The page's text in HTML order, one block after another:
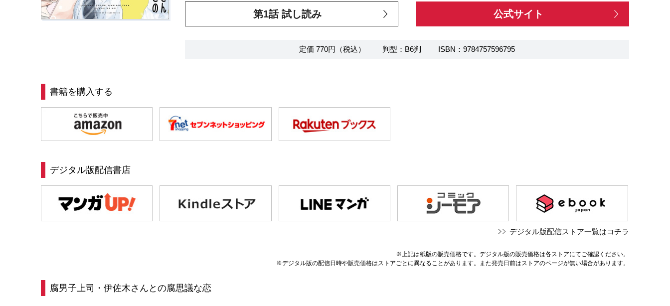
第1話 試し読み 公式サイト
定価 770円（税込） 判型：B6判 ISBN：9784757596795
書籍を購入する
デジタル版配信書店
デジタル版配信ストア一覧はコチラ
※上記は紙版の販売価格です。デジタル版の販売価格は各ストアにてご確認ください。
※デジタル版の配信日時や販売価格はストアごとに異なることがあります。また発売日前はストアのページが無い場合があります。
腐男子上司・伊佐木さんとの腐思議な恋